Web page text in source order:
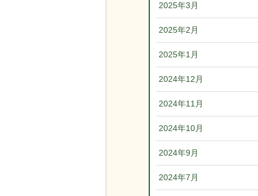
2025年3月
2025年2月
2025年1月
2024年12月
2024年11月
2024年10月
2024年9月
2024年7月